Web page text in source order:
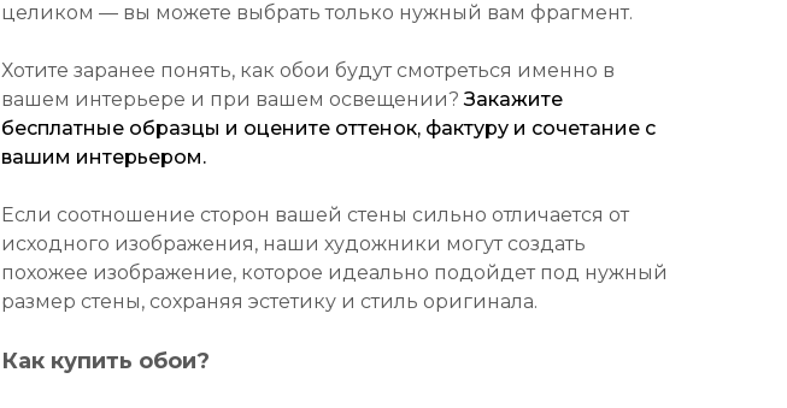
целиком — вы можете выбрать только нужный вам фрагмент.
Хотите заранее понять, как обои будут смотреться именно в
вашем интерьере и при вашем освещении?Закажите
бесплатные образцы и оцените оттенок, фактуру и сочетание с
вашим интерьером.
Если соотношение сторон вашей стены сильно отличается от
исходного изображения, наши художники могут создать
похожее изображение, которое идеально подойдет под нужный
размер стены, сохраняя эстетику и стиль оригинала.
Как купить обои?